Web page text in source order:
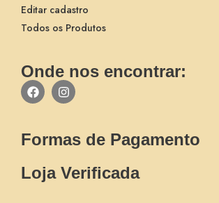
Editar cadastro
Todos os Produtos
Onde nos encontrar:
Formas de Pagamento
Loja Verificada